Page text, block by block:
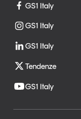
GS1 Italy
GS1 Italy
GS1 Italy
Tendenze
GS1 Italy